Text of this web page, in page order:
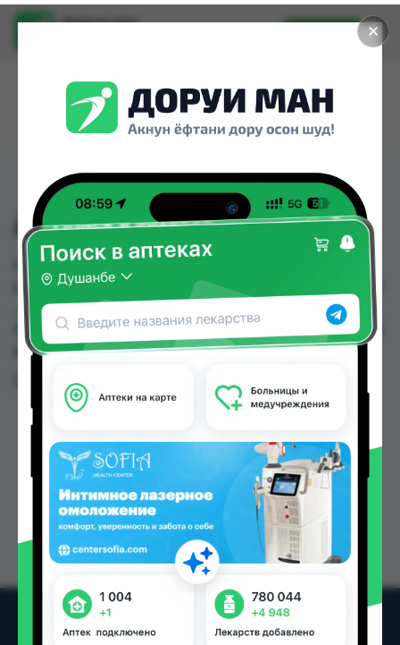
✕
Доруи ман
Установить
АФАЛА ТБ №100
АФАЛА ТБ №100 можно купить или заказать в
аптеках, Абубакри Карим, Авиценна, АЗИЗ ВАКО
, Алишер-К, Аптека + 24/7, Аптека Алфавит,
Аптека Нур (Nur) по цене от 0.70 TJS до 96.60 TJS
в Душанбе и других городах Таджикистана
Цена: от0.70 TJS